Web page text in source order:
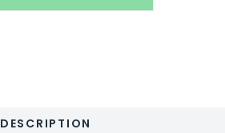
DESCRIPTION